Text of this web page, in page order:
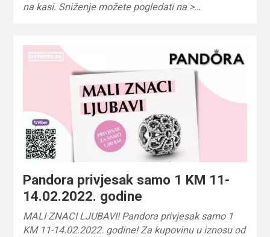
na kasi. Sniženje možete pogledati na >…
Pandora privjesak samo 1 KM 11-
14.02.2022. godine
MALI ZNACI LJUBAVI! Pandora privjesak samo 1
KM 11-14.02.2022. godine! Za kupovinu u iznosu od